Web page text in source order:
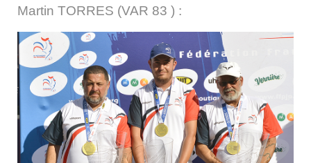
Martin TORRES (VAR 83 ) :